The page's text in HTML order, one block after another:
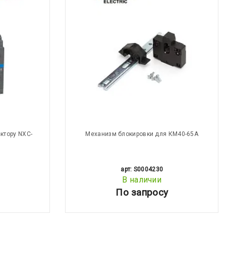
NXC-
Механизм блокировки для КМ40-65А
арт: S0004230
В наличии
По запросу